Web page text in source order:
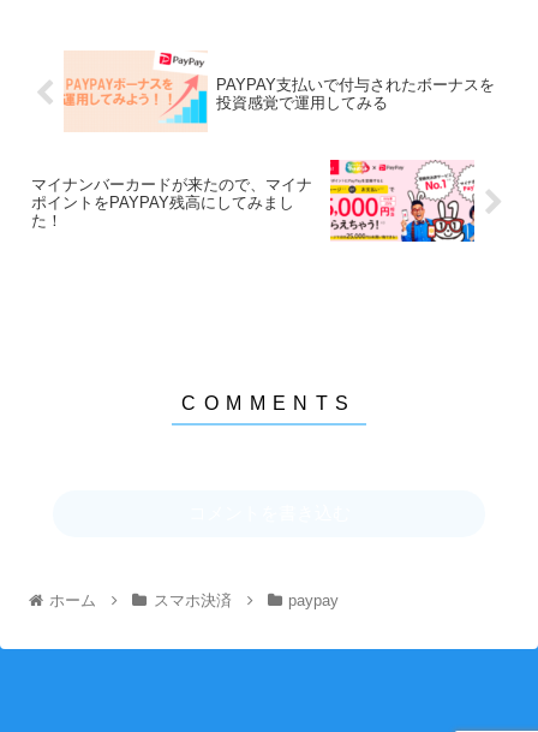
PAYPAY支払いで付与されたボーナスを
投資感覚で運用してみる
マイナンバーカードが来たので、マイナ
ポイントをPAYPAY残高にしてみまし
た！
ホーム スマホ決済 paypay